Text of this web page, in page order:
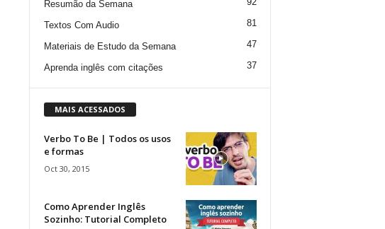
Resumão da Semana
Textos Com Audio 81
Materiais de Estudo da Semana 47
Aprenda inglês com citações 37
MAIS ACESSADOS
Verbo To Be | Todos os usos
e formas
Oct 30, 2015
Como Aprender Inglês
Sozinho: Tutorial Completo